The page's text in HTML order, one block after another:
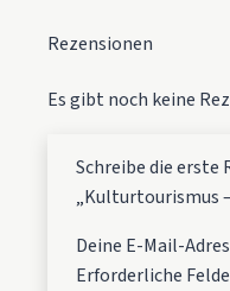
Rezensionen
Es gibt noch keine
Schreibe die erste
„Kulturtourismus
Deine E-Mail-
Erforderliche